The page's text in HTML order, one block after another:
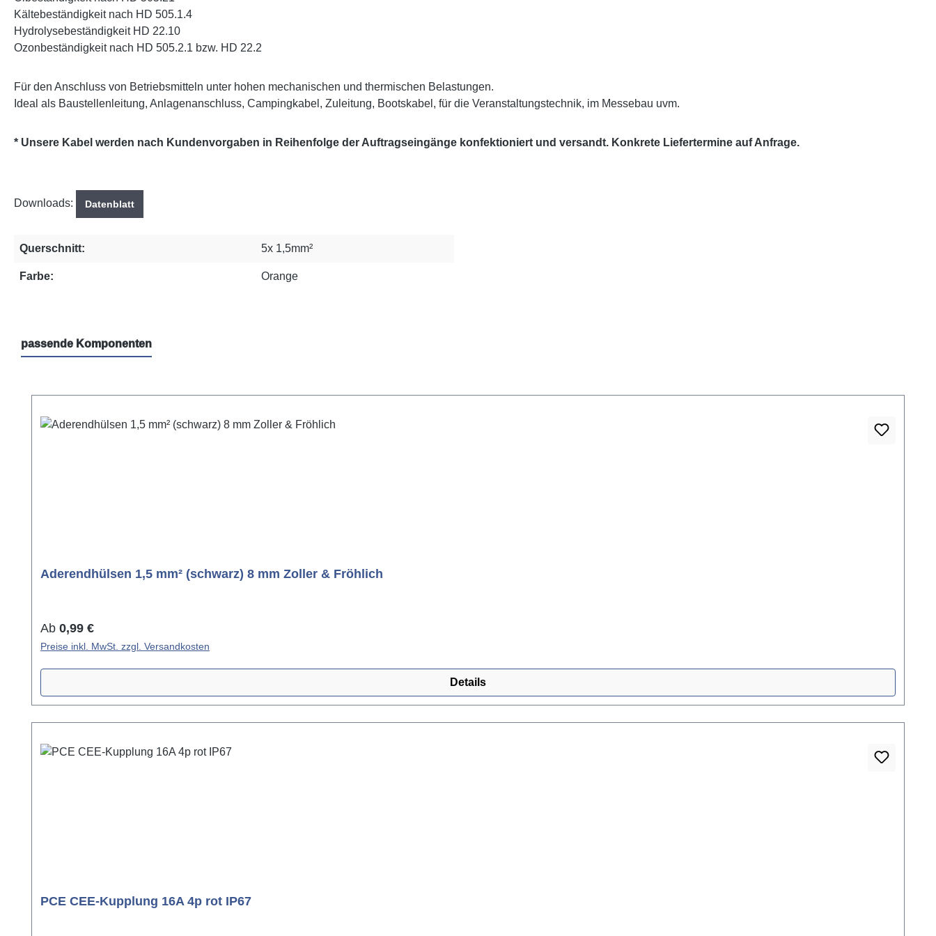
Kältebeständigkeit nach HD 505.1.4
Hydrolysebeständigkeit HD 22.10
Ozonbeständigkeit nach HD 505.2.1 bzw. HD 22.2
Für den Anschluss von Betriebsmitteln unter hohen mechanischen und thermischen Belastungen.
Ideal als Baustellenleitung, Anlagenanschluss, Campingkabel, Zuleitung, Bootskabel, für die Veranstaltungstechnik, im Messebau uvm.
* Unsere Kabel werden nach Kundenvorgaben in Reihenfolge der Auftragseingänge konfektioniert und versandt. Konkrete Liefertermine auf Anfrage.
Downloads: Datenblatt
Querschnitt: 5x 1,5mm²
Farbe: Orange
passende Komponenten
Aderendhülsen 1,5 mm² (schwarz) 8 mm Zoller & Fröhlich
Regulärer Preis:
Ab 0,99 €
Preise inkl. MwSt. zzgl. Versandkosten
Details
PCE CEE-Kupplung 16A 4p rot IP67